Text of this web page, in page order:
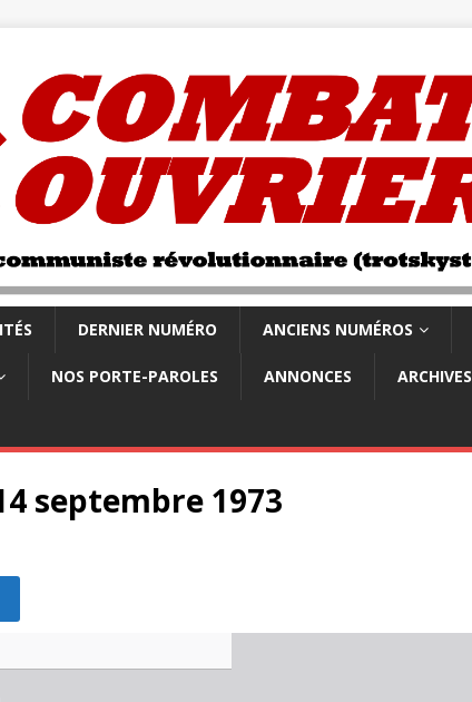
DERNIER NUMÉRO ANCIENS NUMÉROS
NOS PORTE-PAROLES ANNONCES ARCHIVES
septembre 1973